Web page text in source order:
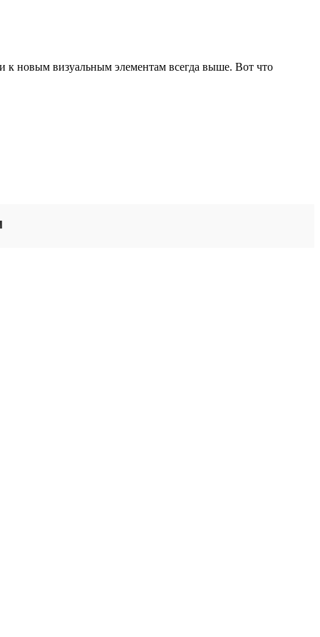
к новым визуальным элементам всегда выше. Вот что